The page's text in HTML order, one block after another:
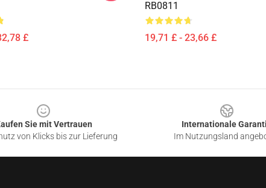
£
RB0811
19,71 £ - 23,66 £
Sie mit Vertrauen
von Klicks bis zur Lieferung
Internationale
Im Nutzungsland